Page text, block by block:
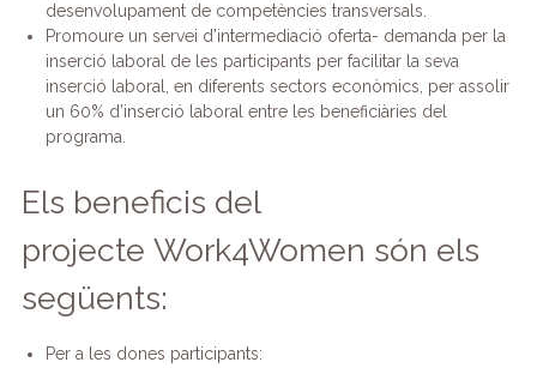
desenvolupament de competències transversals.
Promoure un servei d’intermediació oferta- demanda per la
inserció laboral de les participants per facilitar la seva
inserció laboral, en diferents sectors econòmics, per assolir
un 60% d’inserció laboral entre les beneficiàries del
programa.
Els beneficis del
projecte Work4Women són els
següents:
Per a les dones participants: